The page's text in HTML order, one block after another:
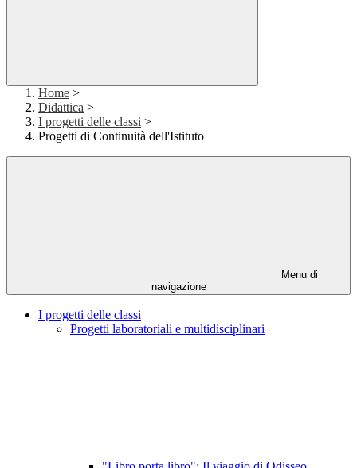
Home >
Didattica >
I progetti delle classi >
Progetti di Continuità dell'Istituto
Menu di
navigazione
I progetti delle classi
Progetti laboratoriali e multidisciplinari